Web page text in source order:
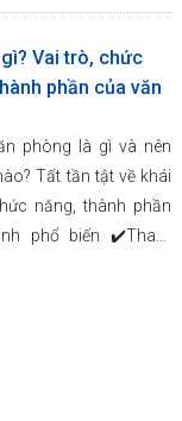
Vai trò, chức
phần của văn
phòng là gì và nên
Tất tần tật về khái
năng, thành phần
phổ biến ✔️Tham